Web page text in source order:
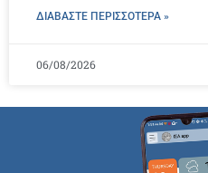
ΔΙΑΒΑΣΤΕ ΠΕΡΙΣΣΌΤΕΡΑ »
06/08/2026